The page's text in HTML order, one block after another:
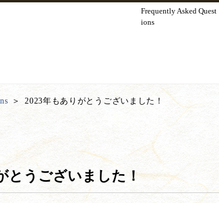
Frequently Asked Quest
ions
2023年もありがとうございました！
とうございました！